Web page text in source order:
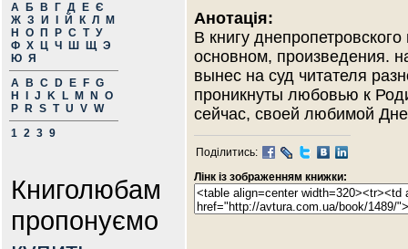
А Б В Г Д Е Є
Ж З И Й К Л
М
Н
О П Р С Т У
Ф Х Ц Ч Ш Щ Э
Ю Я
A
B C D E F G
H
J K L M N
O
P
R S T U V W
1 2 3 9
Книголюбам
пропонуємо
Анотація:
В книгу
основном, произведения.
вынес на суд читателя
проникнуты любовью к
сейчас, своей любимой
Поділитись:
Лінк із зображенням книжки: